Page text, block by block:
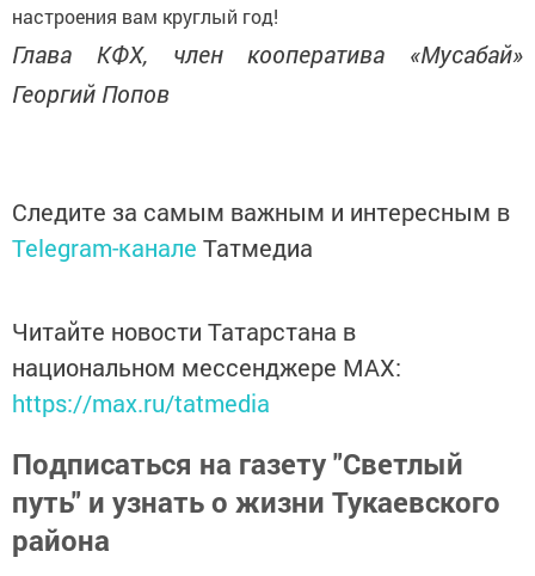
настроения вам круглый год!
Глава КФХ, член кооператива «Мусабай»
Георгий Попов
Следите за самым важным и интересным в
Telegram-канале Татмедиа
Читайте новости Татарстана в
национальном мессенджере MАХ:
https://max.ru/tatmedia
Подписаться на газету "Светлый
путь" и узнать о жизни Тукаевского
района